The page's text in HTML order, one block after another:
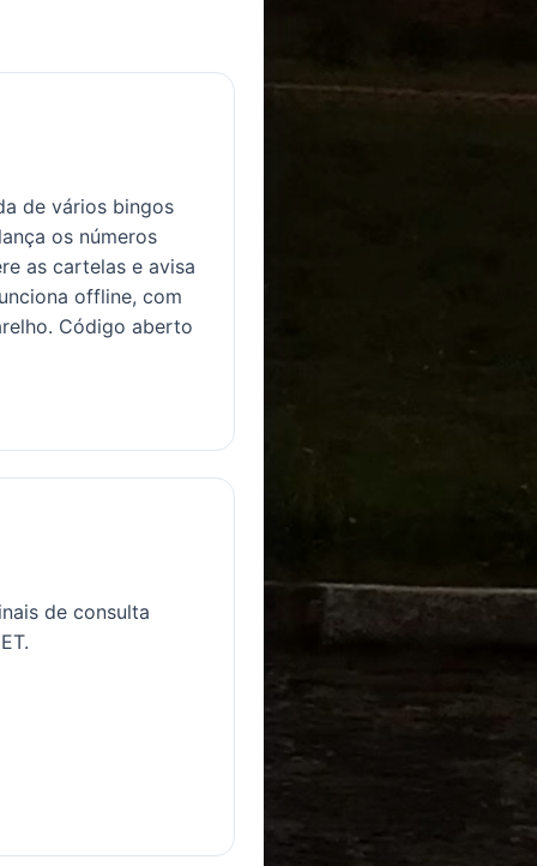
de vários bingos
os números
as cartelas e avisa
offline, com
Código aberto
de consulta